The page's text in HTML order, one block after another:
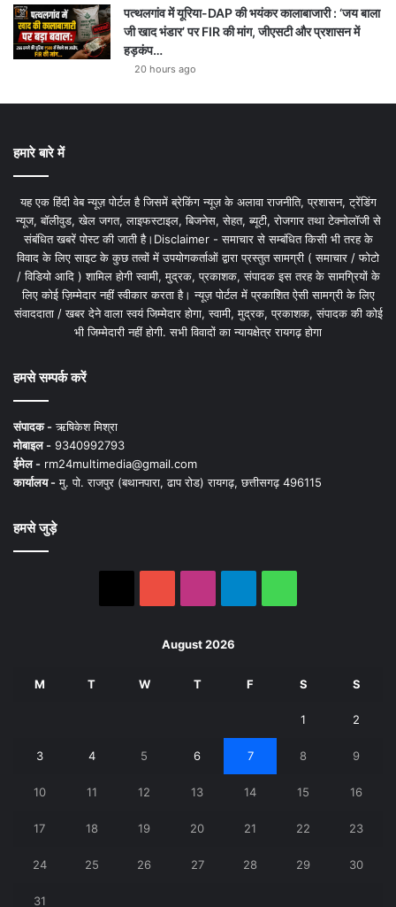
पत्थलगांव में यूरिया-DAP की भयंकर कालाबाजारी : ‘जय बाला
जी खाद भंडार’ पर FIR की मांग, जीएसटी और प्रशासन में
हड़कंप…
20 hours ago
हमारे बारे में
यह एक हिंदी वेब न्यूज़ पोर्टल है जिसमें ब्रेकिंग न्यूज़ के अलावा राजनीति, प्रशासन, ट्रेंडिंग
न्यूज, बॉलीवुड, खेल जगत, लाइफस्टाइल, बिजनेस, सेहत, ब्यूटी, रोजगार तथा टेक्नोलॉजी से
संबंधित खबरें पोस्ट की जाती है।Disclaimer - समाचार से सम्बंधित किसी भी तरह के
विवाद के लिए साइट के कुछ तत्वों में उपयोगकर्ताओं द्वारा प्रस्तुत सामग्री ( समाचार / फोटो
/ विडियो आदि ) शामिल होगी स्वामी, मुद्रक, प्रकाशक, संपादक इस तरह के सामग्रियों के
लिए कोई ज़िम्मेदार नहीं स्वीकार करता है। न्यूज़ पोर्टल में प्रकाशित ऐसी सामग्री के लिए
संवाददाता / खबर देने वाला स्वयं जिम्मेदार होगा, स्वामी, मुद्रक, प्रकाशक, संपादक की कोई
भी जिम्मेदारी नहीं होगी. सभी विवादों का न्यायक्षेत्र रायगढ़ होगा
हमसे सम्पर्क करें
संपादक -ऋषिकेश मिश्रा
मोबाइल - 9340992793
ईमेल - rm24multimedia@gmail.com
कार्यालय -मु. पो. राजपुर (बथानपारा, ढाप रोड) रायगढ़, छत्तीसगढ़ 496115
हमसे जुड़े
August 2026
M T W T F S S
1 2
3 4 5 6 7 8 9
10 11 12 13 14 15 16
17 18 19 20 21 22 23
24 25 26 27 28 29 30
31